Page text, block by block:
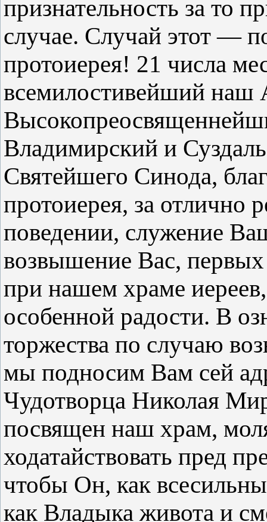
признательность за то
случае. Случай этот —
протоиерея! 21 числа
всемилостивейший наш
Владимирский и
Святейшего Синода,
протоиерея, за отлично
поведении, служение
возвышение Вас,
при нашем храме
особенной радости. В
торжества по случаю
мы подносим Вам сей
Чудотворца Николая
посвящен наш храм,
ходатайствовать пред
чтобы Он, как
как Владыка живота и